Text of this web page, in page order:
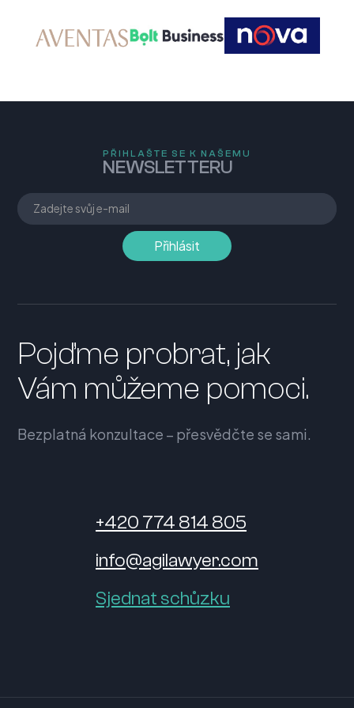
PŘIHLAŠTE SE K NAŠEMU
NEWSLETTERU
Pojďme probrat, jak
Vám můžeme pomoci.
Bezplatná konzultace – přesvědčte se sami.
+420 774 814 805
info@agilawyer.com
Sjednat schůzku